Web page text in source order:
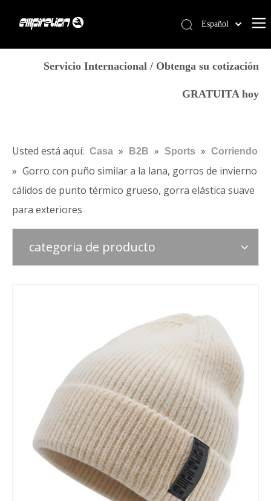
Blog
Contáctenos
Tienda
Español
简体中文
Français
Deutsch
Italiano
Servicio Internacional / Obtenga su cotización
GRATUITA hoy
Usted está aquí: Casa » B2B » Sports » Corriendo
» Gorro con puño similar a la lana, gorros de invierno
cálidos de punto térmico grueso, gorra elástica suave
para exteriores
categoria de producto